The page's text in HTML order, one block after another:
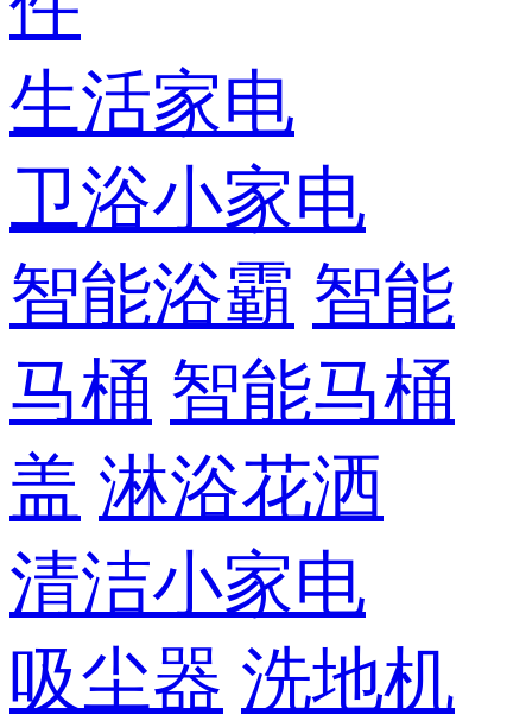
生活家电
卫浴小家电
智能浴霸 智能
马桶 智能马桶
盖 淋浴花洒
清洁小家电
吸尘器 洗地机